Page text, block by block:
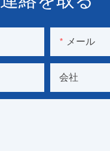
メール
会社